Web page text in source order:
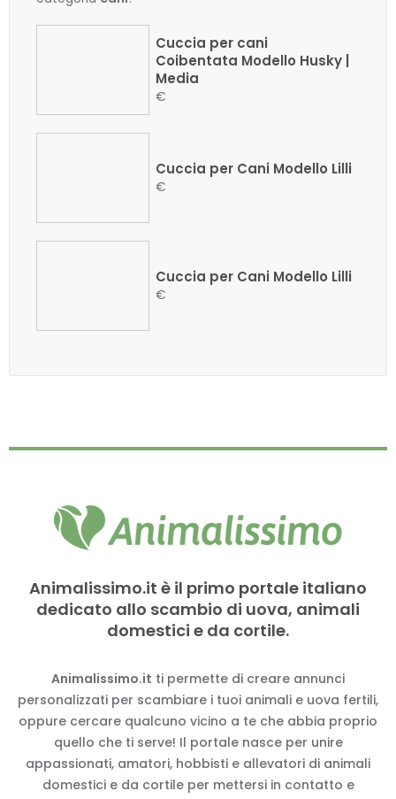
Cuccia per cani
Coibentata Modello Husky |
Media
€
Cuccia per Cani Modello Lilli
€
Cuccia per Cani Modello Lilli
€
Animalissimo.it è il primo portale italiano
dedicato allo scambio di uova, animali
domestici e da cortile.
Animalissimo.it ti permette di creare annunci
personalizzati per scambiare i tuoi animali e uova fertili,
oppure cercare qualcuno vicino a te che abbia proprio
quello che ti serve! Il portale nasce per unire
appassionati, amatori, hobbisti e allevatori di animali
domestici e da cortile per mettersi in contatto e